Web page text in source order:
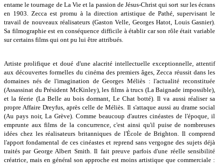
entame le tournage de La Vie et la passion de Jésus-Christ qui sort sur les écrans
en 1903. Zecca est promu à la direction artistique de Pathé, supervisant le
travail de nouveaux réalisateurs (Gaston Velle, Georges Hatot, Louis Gasnier).
Sa filmographie est en conséquence difficile à établir car son rôle était variable
sur certains films qui ont pu lui être attribués.
Artiste prolifique et doué d'une alacrité intellectuelle exceptionnelle, attentif
aux découvertes formelles du cinéma des premiers âges, Zecca réussit dans les
domaines nés de l'imagination de Georges Méliès : l'actualité reconstituée
(Assassinat du Président McKinley), les films à trucs (La Baignade impossible),
et la féerie (La Belle au bois dormant, Le Chat botté). Il va aussi réaliser sa
propre Affaire Dreyfus, après celle de Méliès. Il s'attaque aussi au drame social
(Au pays noir, La Grève). Comme beaucoup d'autres cinéastes de l'époque, il
emprunte aux films de la concurrence, c'est ainsi qu'il puise de nombreuses
idées chez les réalisateurs britanniques de l'École de Brighton. Il comprend
l'apport fondamental de ces cinéastes et reprend sans vergogne des sujets déjà
traités par George Albert Smith. Il fait preuve parfois d'une réelle sensibilité
créatrice, mais en général son approche est moins artistique que commerciale :